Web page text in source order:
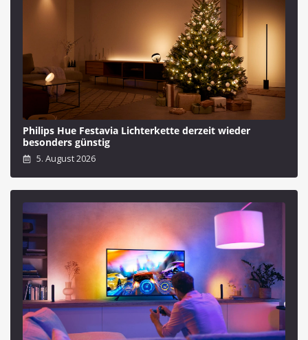
Philips Hue Festavia Lichterkette derzeit wieder
besonders günstig
5. August 2026